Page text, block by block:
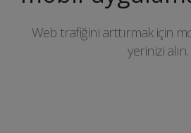
Web trafiğini arttırmak için
yerinizi alın.